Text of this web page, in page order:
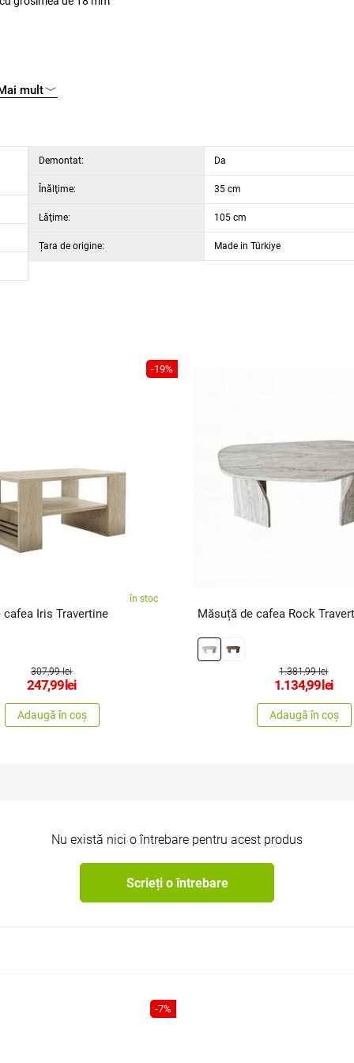
mult
Demontat: Da
Înălţime: 35 cm
Lăţime: 105 cm
Țara de origine: Made in Türkiye
-19%
în stoc
cafea Iris Travertine
307,99 lei
247,99lei
Adaugă în coș
Măsuță de cafea Rock
1.381,99 lei
1.134,99lei
Adaugă în coș
Nu există nici o întrebare pentru acest produs
Scrieți o întrebare
-7%